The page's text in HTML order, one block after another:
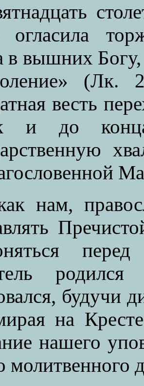
в вышних
весть
и до конца
нам,
будучи
на
нашего
молитвенного